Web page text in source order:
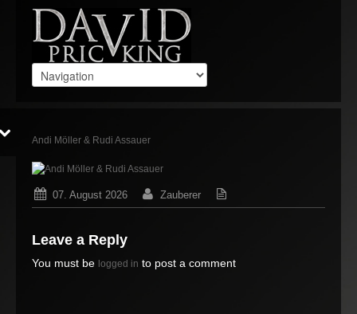
Andi Möller & Rudi Assauer
07. August 2026 Zauberer
Leave a Reply
You must be logged in to post a comment